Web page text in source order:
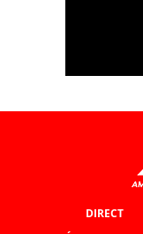
DIRECT